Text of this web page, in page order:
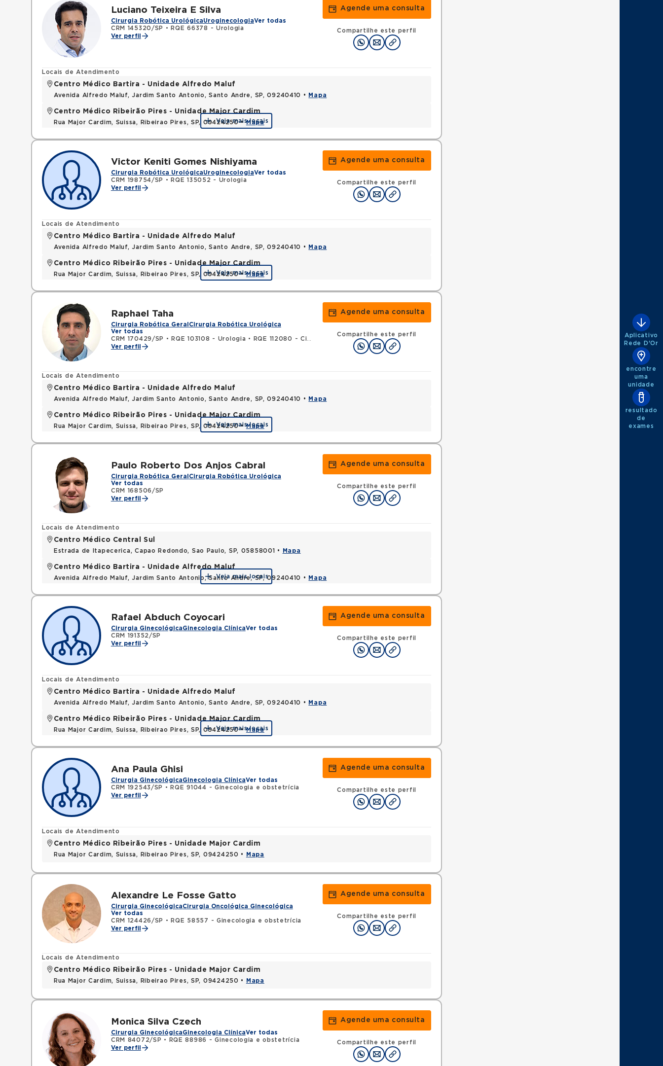
Luciano Teixeira E Silva
Cirurgia Robótica UrológicaUroginecologiaVer todas
CRM 145320/SP
•
RQE 66378 - Urologia
Ver perfil
Agende uma consulta
Compartilhe este perfil
Locais de Atendimento
Centro Médico Bartira - Unidade Alfredo Maluf
Avenida Alfredo Maluf, Jardim Santo Antonio, Santo Andre, SP, 09240410 • Mapa
Centro Médico Ribeirão Pires - Unidade Major Cardim
Rua Major Cardim, Suissa, Ribeirao Pires, SP, 09424250 •Mapa
Veja mais locais
Victor Keniti Gomes Nishiyama
Cirurgia Robótica UrológicaUroginecologiaVer todas
CRM 198754/SP
•
RQE 135052 - Urologia
Ver perfil
Agende uma consulta
Compartilhe este perfil
Locais de Atendimento
Centro Médico Bartira - Unidade Alfredo Maluf
Avenida Alfredo Maluf, Jardim Santo Antonio, Santo Andre, SP, 09240410 • Mapa
Centro Médico Ribeirão Pires - Unidade Major Cardim
Rua Major Cardim, Suissa, Ribeirao Pires, SP, 09424250 •Mapa
Veja mais locais
Raphael Taha
Cirurgia Robótica Geral Cirurgia Robótica Urológica
Ver todas
CRM 170429/SP
• RQE 103108 - Urologia •
RQE 112080 - Cirurgia geral
Ver perfil
Agende uma consulta
Compartilhe este perfil
Locais de Atendimento
Centro Médico Bartira - Unidade Alfredo Maluf
Avenida Alfredo Maluf, Jardim Santo Antonio, Santo Andre, SP, 09240410 • Mapa
Centro Médico Ribeirão Pires - Unidade Major Cardim
Rua Major Cardim, Suissa, Ribeirao Pires, SP, 09424250 •Mapa
Veja mais locais
Paulo Roberto Dos Anjos Cabral
Cirurgia Robótica Geral Cirurgia Robótica Urológica
Ver todas
CRM 168506/SP
Ver perfil
Agende uma consulta
Compartilhe este perfil
Locais de Atendimento
Centro Médico Central Sul
Estrada de Itapecerica, Capao Redondo, Sao Paulo, SP, 05858001 • Mapa
Centro Médico Bartira - Unidade Alfredo Maluf
Avenida Alfredo Maluf, Jardim Santo Antonio, Santo Andre, SP, 09240410 • Mapa
Veja mais locais
Rafael Abduch Coyocari
Cirurgia GinecológicaGinecologia ClínicaVer todas
CRM 191352/SP
Ver perfil
Agende uma consulta
Compartilhe este perfil
Locais de Atendimento
Centro Médico Bartira - Unidade Alfredo Maluf
Avenida Alfredo Maluf, Jardim Santo Antonio, Santo Andre, SP, 09240410 • Mapa
Centro Médico Ribeirão Pires - Unidade Major Cardim
Rua Major Cardim, Suissa, Ribeirao Pires, SP, 09424250 •Mapa
Veja mais locais
Ana Paula Ghisi
Cirurgia GinecológicaGinecologia ClínicaVer todas
CRM 192543/SP
•
RQE 91044 - Ginecologia e obstetrícia
Ver perfil
Agende uma consulta
Compartilhe este perfil
Locais de Atendimento
Centro Médico Ribeirão Pires - Unidade Major Cardim
Rua Major Cardim, Suissa, Ribeirao Pires, SP, 09424250 • Mapa
Alexandre Le Fosse Gatto
Cirurgia GinecológicaCirurgia Oncológica Ginecológica
Ver todas
CRM 124426/SP
•
RQE 58557 - Ginecologia e obstetrícia
Ver perfil
Agende uma consulta
Compartilhe este perfil
Locais de Atendimento
Centro Médico Ribeirão Pires - Unidade Major Cardim
Rua Major Cardim, Suissa, Ribeirao Pires, SP, 09424250 • Mapa
Monica Silva Czech
Cirurgia GinecológicaGinecologia ClínicaVer todas
CRM 84072/SP •
RQE 88986 - Ginecologia e obstetrícia
Ver perfil
Agende uma consulta
Compartilhe este perfil
Aplicativo
Rede D'Or
encontre
uma
unidade
resultado
de
exames